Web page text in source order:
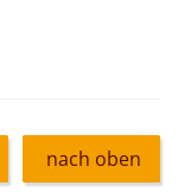
nach oben